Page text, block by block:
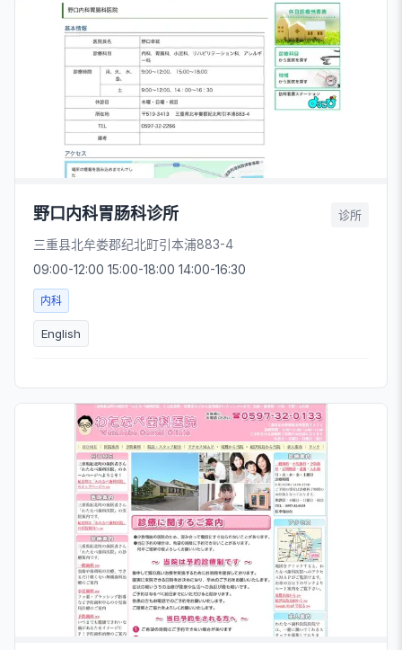
野口内科胃肠科诊所 诊所
三重县北牟娄郡纪北町引本浦883-4
09:00-12:00 15:00-18:00 14:00-16:30
内科
English